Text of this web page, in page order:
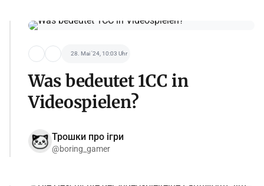
28. Mai '24, 10:03 Uhr
Was bedeutet 1CC in
Videospielen?
Трошки про ігри
@boring_gamer